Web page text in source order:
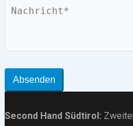
Nachricht
Absenden
Second Hand Südtirol :